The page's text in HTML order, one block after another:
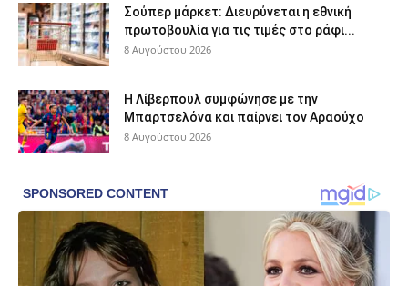
Σούπερ μάρκετ: Διευρύνεται η εθνική
πρωτοβουλία για τις τιμές στο ράφι...
8 Αυγούστου 2026
Η Λίβερπουλ συμφώνησε με την
Μπαρτσελόνα και παίρνει τον Αραούχο
8 Αυγούστου 2026